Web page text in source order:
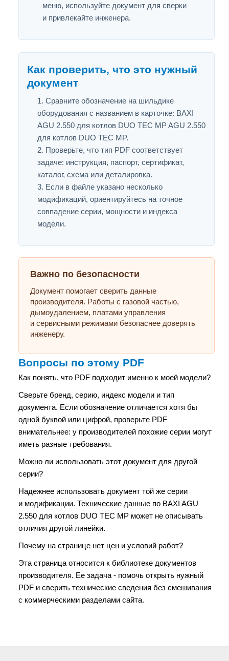
меню, используйте документ для сверки
и привлекайте инженера.
Как проверить, что это нужный
документ
Сравните обозначение на шильдике
оборудования с названием в карточке: BAXI
AGU 2.550 для котлов DUO TEC MP AGU 2.550
для котлов DUO TEC MP.
Проверьте, что тип PDF соответствует
задаче: инструкция, паспорт, сертификат,
каталог, схема или деталировка.
Если в файле указано несколько
модификаций, ориентируйтесь на точное
совпадение серии, мощности и индекса
модели.
Важно по безопасности
Документ помогает сверить данные
производителя. Работы с газовой частью,
дымоудалением, платами управления
и сервисными режимами безопаснее доверять
инженеру.
Вопросы по этому PDF
Как понять, что PDF подходит именно к моей модели?
Сверьте бренд, серию, индекс модели и тип
документа. Если обозначение отличается хотя бы
одной буквой или цифрой, проверьте PDF
внимательнее: у производителей похожие серии могут
иметь разные требования.
Можно ли использовать этот документ для другой
серии?
Надежнее использовать документ той же серии
и модификации. Технические данные по BAXI AGU
2.550 для котлов DUO TEC MP может не описывать
отличия другой линейки.
Почему на странице нет цен и условий работ?
Эта страница относится к библиотеке документов
производителя. Ее задача - помочь открыть нужный
PDF и сверить технические сведения без смешивания
с коммерческими разделами сайта.